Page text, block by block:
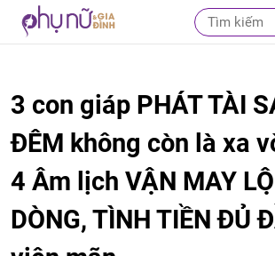
3 con giáp PHÁT TÀI
ĐÊM không còn là xa
4 Âm lịch VẬN MAY
DÒNG, TÌNH TIỀN ĐỦ